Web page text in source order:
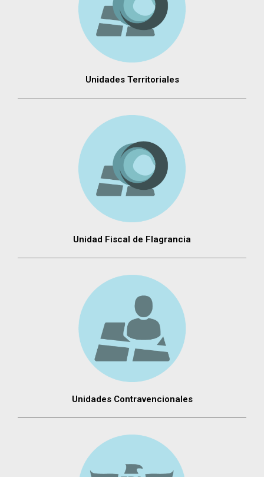
Unidades Territoriales
Unidad Fiscal de Flagrancia
Unidades Contravencionales